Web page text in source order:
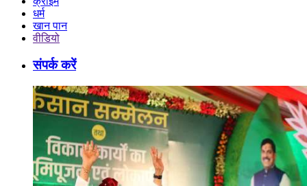
धर्म
खान पान
वीडियो
संपर्क करें